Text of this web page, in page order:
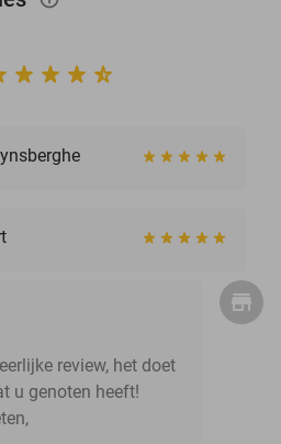
review, het doet
u genoten heeft!